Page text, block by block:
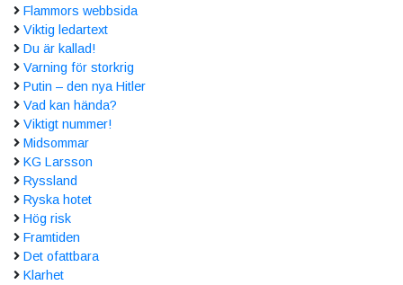
Flammors webbsida
Viktig ledartext
Du är kallad!
Varning för storkrig
Putin – den nya Hitler
Vad kan hända?
Viktigt nummer!
Midsommar
KG Larsson
Ryssland
Ryska hotet
Hög risk
Framtiden
Det ofattbara
Klarhet